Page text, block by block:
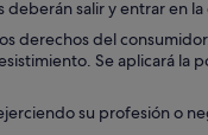
salir y entrar en la
derechos del
Se aplicará la
su profesión o